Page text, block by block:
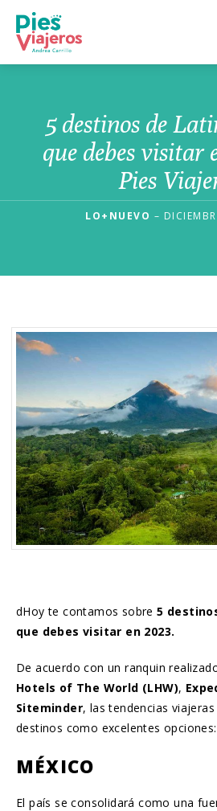
5 destinos de
que debes visitar
Pies
LO+NUEVO –
dHoy te contamos sobre5
que debes visitar en 2023.
De acuerdo con un ranquin
Hotels of The World (LHW),
Siteminder, las tendencias
destinos como excelentes opciones:
MÉXICO
El país se consolidará como una